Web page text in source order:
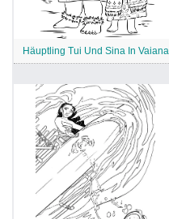
Häuptling Tui Und Sina In Vaiana